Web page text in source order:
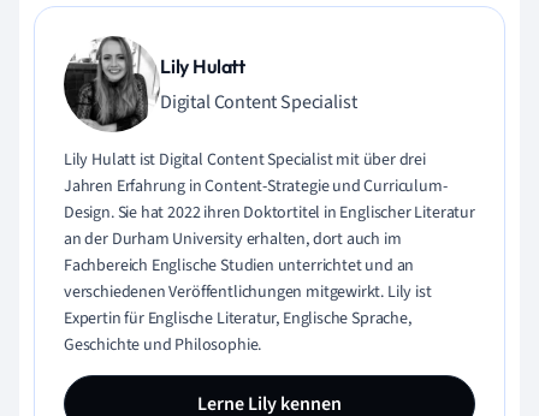
Lily Hulatt
Digital Content Specialist
Lily Hulatt ist Digital Content Specialist mit über drei
Jahren Erfahrung in Content-Strategie und Curriculum-
Design. Sie hat 2022 ihren Doktortitel in Englischer Literatur
an der Durham University erhalten, dort auch im
Fachbereich Englische Studien unterrichtet und an
verschiedenen Veröffentlichungen mitgewirkt. Lily ist
Expertin für Englische Literatur, Englische Sprache,
Geschichte und Philosophie.
Lerne Lily kennen